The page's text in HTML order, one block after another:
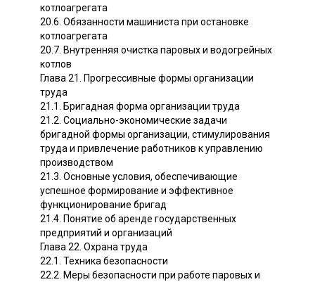
котлоагрегата
20.6. Обязанности машиниста при остановке
котлоагрегата
20.7. Внутренняя очистка паровых и водогрейных
котлов
Глава 21. Прогрессивные формы организации
труда
21.1. Бригадная форма организации труда
21.2. Социально-экономические задачи
бригадной формы организации, стимулирования
труда и привлечение работников к управлению
производством
21.3. Основные условия, обеспечивающие
успешное формирование и эффективное
функционирование бригад
21.4. Понятие об аренде государственных
предприятий и организаций
Глава 22. Охрана труда
22.1. Техника безопасности
22.2. Меры безопасности при работе паровых и